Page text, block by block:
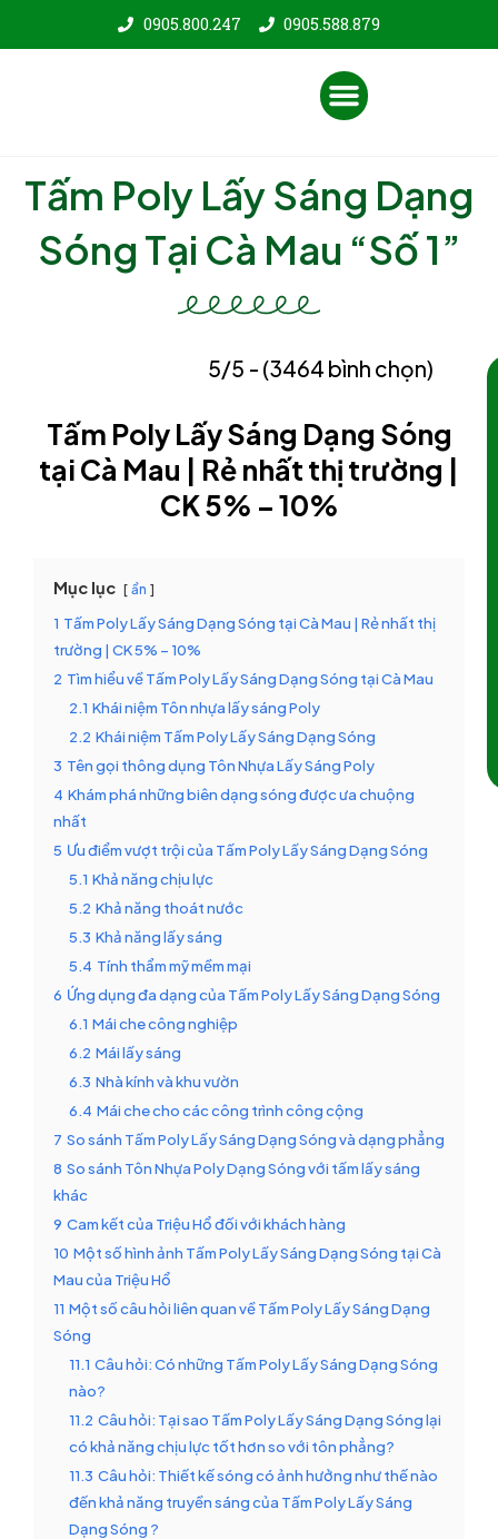
0905.800.247 0905.588.879
Menu
Tấm Poly Lấy Sáng Dạng
Sóng Tại Cà Mau “Số 1”
5/5 - (3464 bình chọn)
Tấm Poly Lấy Sáng Dạng Sóng
tại Cà Mau | Rẻ nhất thị trường |
CK 5% – 10%
Mục lục ẩn
1 Tấm Poly Lấy Sáng Dạng Sóng tại Cà Mau | Rẻ nhất thị
trường | CK 5% – 10%
2 Tìm hiểu về Tấm Poly Lấy Sáng Dạng Sóng tại Cà Mau
2.1 Khái niệm Tôn nhựa lấy sáng Poly
2.2 Khái niệm Tấm Poly Lấy Sáng Dạng Sóng
3 Tên gọi thông dụng Tôn Nhựa Lấy Sáng Poly
4 Khám phá những biên dạng sóng được ưa chuộng
nhất
5 Ưu điểm vượt trội của Tấm Poly Lấy Sáng Dạng Sóng
5.1 Khả năng chịu lực
5.2 Khả năng thoát nước
5.3 Khả năng lấy sáng
5.4 Tính thẩm mỹ mềm mại
6 Ứng dụng đa dạng của Tấm Poly Lấy Sáng Dạng Sóng
6.1 Mái che công nghiệp
6.2 Mái lấy sáng
6.3 Nhà kính và khu vườn
6.4 Mái che cho các công trình công cộng
7 So sánh Tấm Poly Lấy Sáng Dạng Sóng và dạng phẳng
8 So sánh Tôn Nhựa Poly Dạng Sóng với tấm lấy sáng
khác
9 Cam kết của Triệu Hổ đối với khách hàng
10 Một số hình ảnh Tấm Poly Lấy Sáng Dạng Sóng tại Cà
Mau của Triệu Hổ
11 Một số câu hỏi liên quan về Tấm Poly Lấy Sáng Dạng
Sóng
11.1 Câu hỏi: Có những Tấm Poly Lấy Sáng Dạng Sóng
nào?
11.2 Câu hỏi: Tại sao Tấm Poly Lấy Sáng Dạng Sóng lại
có khả năng chịu lực tốt hơn so với tôn phẳng?
11.3 Câu hỏi: Thiết kế sóng có ảnh hưởng như thế nào
đến khả năng truyền sáng của Tấm Poly Lấy Sáng
Dạng Sóng ?